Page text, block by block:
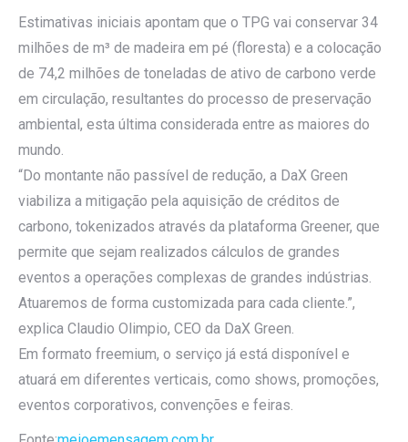
Estimativas iniciais apontam que o TPG vai conservar 34
milhões de m³ de madeira em pé (floresta) e a colocação
de 74,2 milhões de toneladas de ativo de carbono verde
em circulação, resultantes do processo de preservação
ambiental, esta última considerada entre as maiores do
mundo.
“Do montante não passível de redução, a DaX Green
viabiliza a mitigação pela aquisição de créditos de
carbono, tokenizados através da plataforma Greener, que
permite que sejam realizados cálculos de grandes
eventos a operações complexas de grandes indústrias.
Atuaremos de forma customizada para cada cliente.”,
explica Claudio Olimpio, CEO da DaX Green.
Em formato freemium, o serviço já está disponível e
atuará em diferentes verticais, como shows, promoções,
eventos corporativos, convenções e feiras.